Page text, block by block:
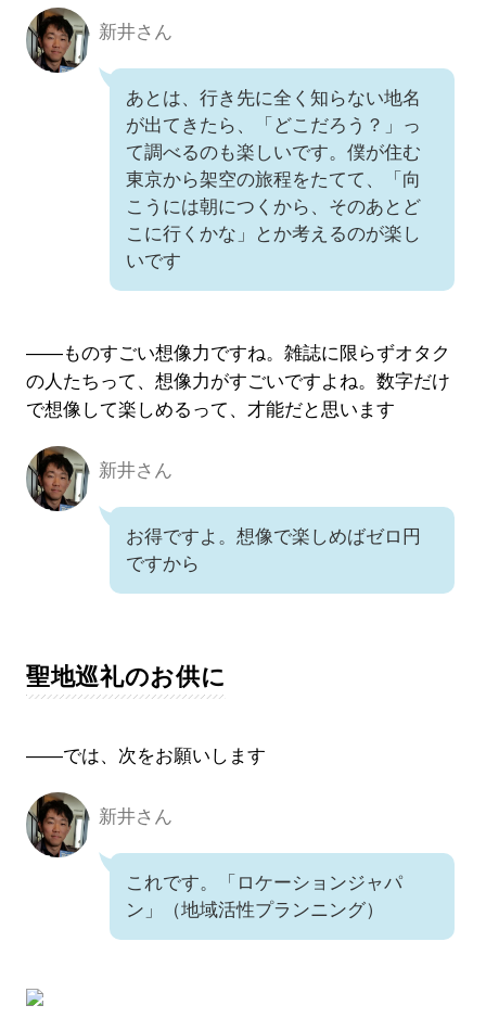
新井さん
新井さん
あとは、行き先に全く知らない地名
が出てきたら、「どこだろう？」っ
て調べるのも楽しいです。僕が住む
東京から架空の旅程をたてて、「向
こうには朝につくから、そのあとど
こに行くかな」とか考えるのが楽し
いです
――ものすごい想像力ですね。雑誌に限らずオタク
の人たちって、想像力がすごいですよね。数字だけ
で想像して楽しめるって、才能だと思います
新井さん
新井さん
お得ですよ。想像で楽しめばゼロ円
ですから
聖地巡礼のお供に
――では、次をお願いします
新井さん
新井さん
これです。「ロケーションジャパ
ン」（地域活性プランニング）